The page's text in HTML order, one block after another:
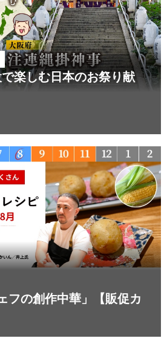
楽しむ日本のお祭り献
フの創作中華」【販促カ